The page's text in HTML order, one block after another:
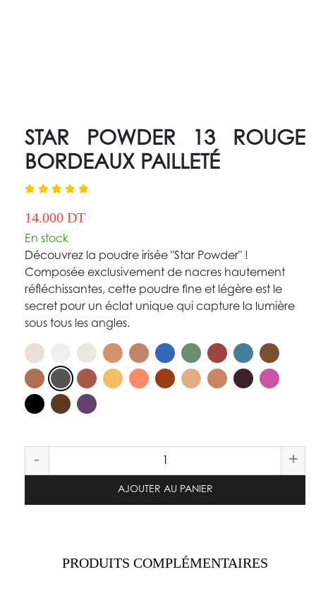
STAR POWDER 13 ROUGE
BORDEAUX PAILLETÉ
14.000 DT
En stock
Découvrez la poudre irisée "Star Powder" !
Composée exclusivement de nacres hautement
réfléchissantes, cette poudre fine et légère est le
secret pour un éclat unique qui capture la lumière
sous tous les angles.
- +
AJOUTER AU PANIER
PRODUITS COMPLÉMENTAIRES